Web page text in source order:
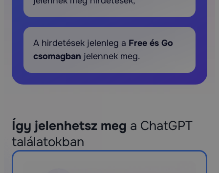
A hirdetések jelenleg a Free és Go
csomagban jelennek meg.
Így jelenhetsz meg a ChatGPT
találatokban